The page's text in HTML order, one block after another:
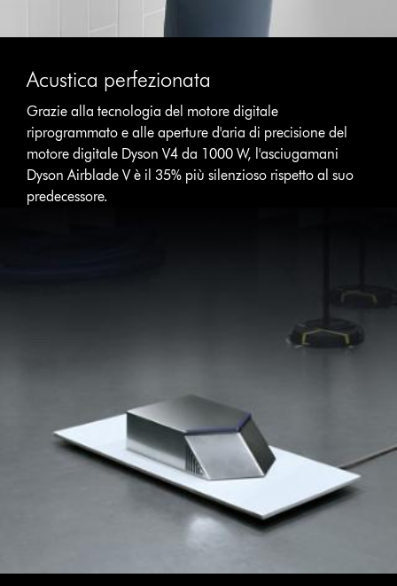
Acustica perfezionata
Grazie alla tecnologia del motore digitale
riprogrammato e alle aperture d'aria di precisione del
motore digitale Dyson V4 da 1000 W, l'asciugamani
Dyson Airblade V è il 35% più silenzioso rispetto al suo
predecessore.